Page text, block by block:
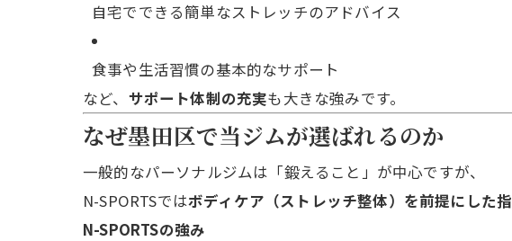
自宅でできる簡単なストレッチのアドバイス
食事や生活習慣の基本的なサポート
など、 サポート体制の充実も大きな強みです。
なぜ墨田区で当ジムが選ばれるのか
一般的なパーソナルジムは「鍛えること」が中心ですが、
N-SPORTSではボディケア（ストレッチ整体）を前提にした
N-SPORTSの強み